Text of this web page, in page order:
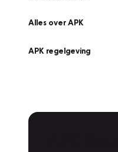
Alles over APK
APK regelgeving